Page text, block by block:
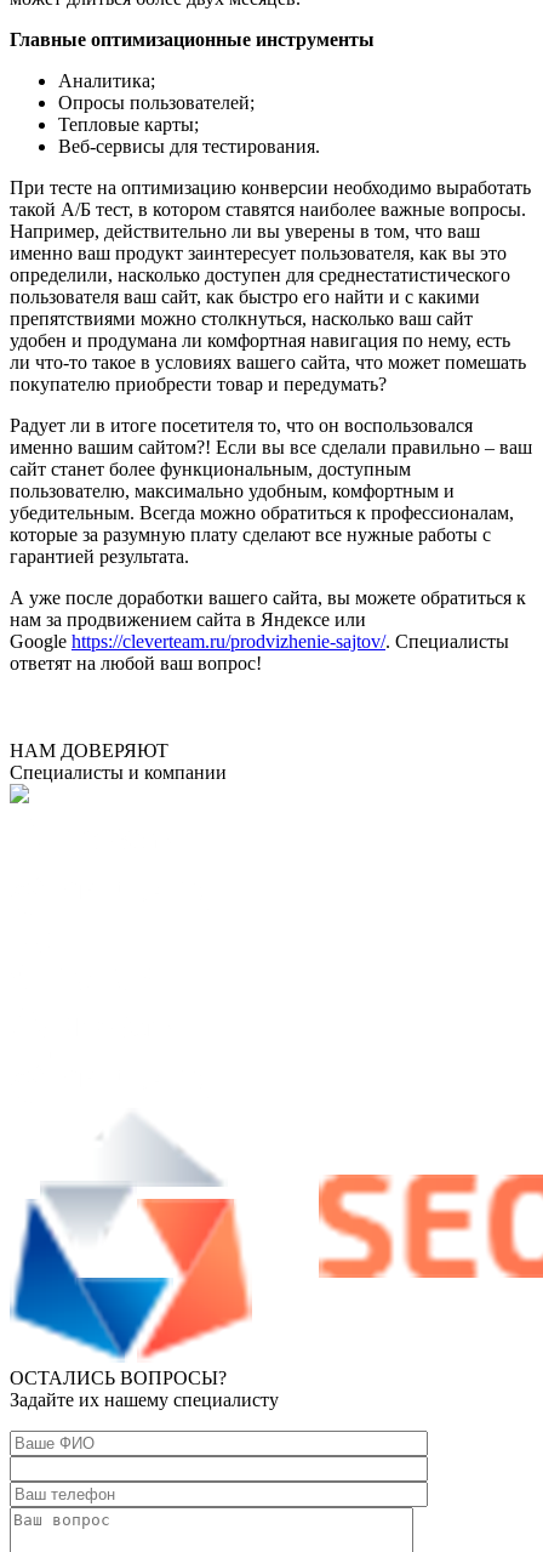
Главные оптимизационные инструменты
Аналитика;
Опросы пользователей;
Тепловые карты;
Веб-сервисы для тестирования.
При тесте на оптимизацию конверсии необходимо выработать
такой А/Б тест, в котором ставятся наиболее важные вопросы.
Например, действительно ли вы уверены в том, что ваш
именно ваш продукт заинтересует пользователя, как вы это
определили, насколько доступен для среднестатистического
пользователя ваш сайт, как быстро его найти и с какими
препятствиями можно столкнуться, насколько ваш сайт
удобен и продумана ли комфортная навигация по нему, есть
ли что-то такое в условиях вашего сайта, что может помешать
покупателю приобрести товар и передумать?
Радует ли в итоге посетителя то, что он воспользовался
именно вашим сайтом?! Если вы все сделали правильно – ваш
сайт станет более функциональным, доступным
пользователю, максимально удобным, комфортным и
убедительным. Всегда можно обратиться к профессионалам,
которые за разумную плату сделают все нужные работы с
гарантией результата.
А уже после доработки вашего сайта, вы можете обратиться к
нам за продвижением сайта в Яндексе или
Google https://cleverteam.ru/prodvizhenie-sajtov/. Специалисты
ответят на любой ваш вопрос!
НАМ ДОВЕРЯЮТ
Специалисты и компании
ОСТАЛИСЬ ВОПРОСЫ?
Задайте их нашему специалисту